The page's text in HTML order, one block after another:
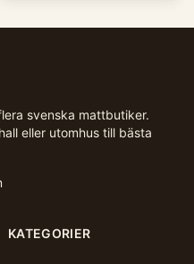
svenska mattbutiker.
eller utomhus till bästa
KATEGORIER